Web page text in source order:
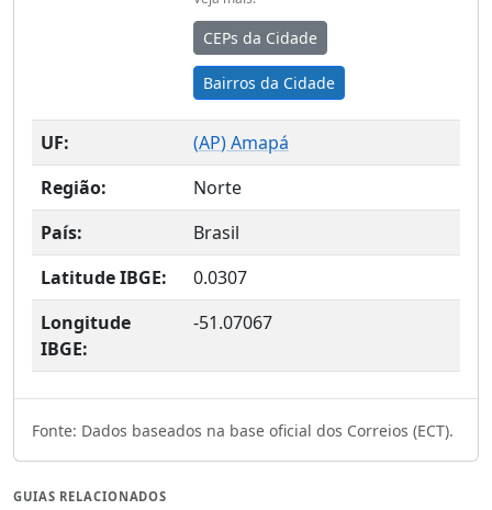
CEPs da Cidade
Bairros da Cidade
UF: (AP) Amapá
Região:
Norte
País:
Brasil
Latitude IBGE:
0.0307
Longitude
IBGE:
-51.07067
Fonte: Dados baseados na base oficial dos Correios (ECT).
GUIAS RELACIONADOS